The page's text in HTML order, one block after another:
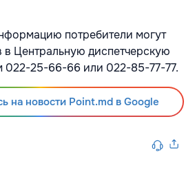
потребители могут
в Центральную диспетчерскую
022-25-66-66 или 022-85-77-77.
на новости Point.md в Google